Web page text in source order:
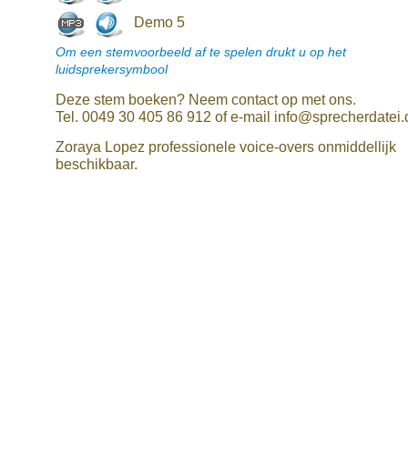
Demo 5
Om een stemvoorbeeld af te spelen drukt u op het
luidsprekersymbool
Deze stem boeken? Neem contact op met ons.
Tel. 0049 30 405 86 912 of e-mail
Zoraya Lopez professionele voice-overs onmiddellijk
beschikbaar.